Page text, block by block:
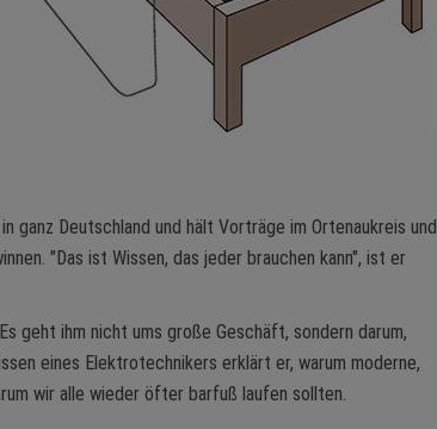
Deutschland und hält Vorträge im Ortenaukreis und
"Das ist Wissen, das jeder brauchen kann", ist er
geht ihm nicht ums große Geschäft, sondern darum,
eines Elektrotechnikers erklärt er, warum moderne,
wir alle wieder öfter barfuß laufen sollten.